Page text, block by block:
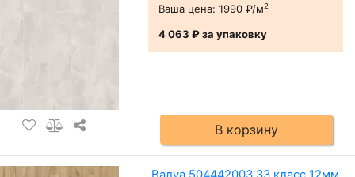
Ваша цена: 1990 ₽/м2
4 063 ₽за упаковку
В корзину